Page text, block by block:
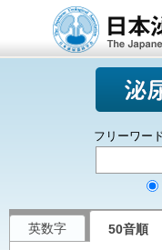
フリーワー
英数字 50音順